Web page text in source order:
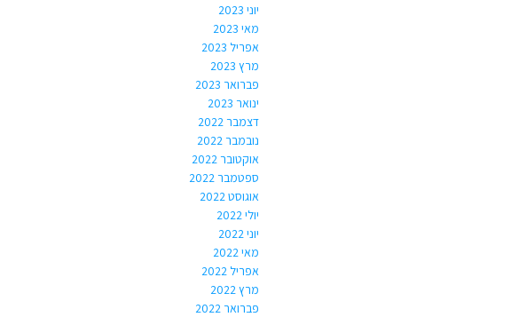
יוני 2023
מאי 2023
אפריל 2023
מרץ 2023
פברואר 2023
ינואר 2023
דצמבר 2022
נובמבר 2022
אוקטובר 2022
ספטמבר 2022
אוגוסט 2022
יולי 2022
יוני 2022
מאי 2022
אפריל 2022
מרץ 2022
פברואר 2022